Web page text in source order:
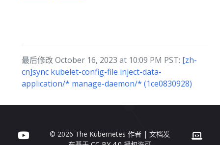
最后修改 October 16, 2023 at 10:09 PM PST: [zh-
cn]sync kubelet-config-file inject-data-
application/* manage-daemon/* (1ce0830928)
© 2026 The Kubernetes 作者 | 文档发